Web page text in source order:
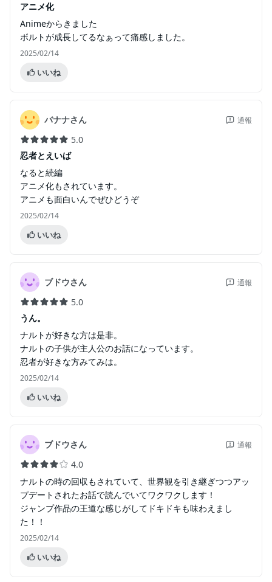
アニメ化
Animeからきました
ボルトが成長してるなぁって痛感しました。
2025/02/14
いいね
バナナさん 通報
5.0
忍者とえいば
なると続編
アニメ化もされています。
アニメも面白いんでぜひどうぞ
2025/02/14
いいね
ブドウさん 通報
5.0
うん。
ナルトが好きな方は是非。
ナルトの子供が主人公のお話になっています。
忍者が好きな方みてみは。
2025/02/14
いいね
ブドウさん 通報
4.0
ナルトの時の回収もされていて、世界観を引き継ぎつつアッ
プデートされたお話で読んでいてワクワクします！
ジャンプ作品の王道な感じがしてドキドキも味わえまし
た！！
2025/02/14
いいね